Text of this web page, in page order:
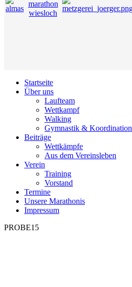
Startseite
Über uns
Laufteam
Wettkampf
Walking
Gymnastik & Koordination
Beiträge
Wettkämpfe
Aus dem Vereinsleben
Verein
Training
Vorstand
Termine
Unsere Marathonis
Impressum